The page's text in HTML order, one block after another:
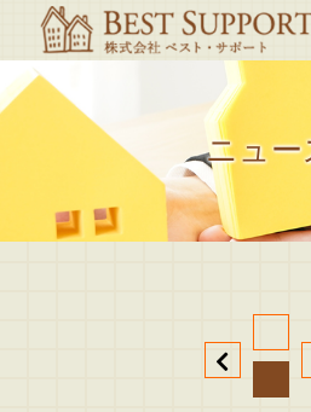
TOP
我が家の
相続対策・終
相続
コンサルテ
相続診断
遺言書の作
ニュー